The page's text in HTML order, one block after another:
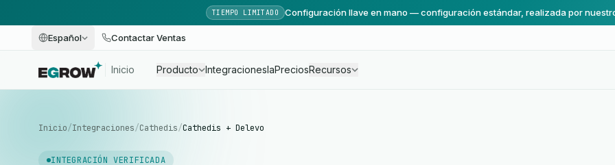
TIEMPO LIMITADO Configuración llave en mano — configuración estándar, realizada por
Español Contactar Ventas
Inicio Producto IntegracionesIaPreciosRecursos
Inicio/Integraciones/Cathedis/Cathedis + Delevo
INTEGRACIÓN VERIFICADA